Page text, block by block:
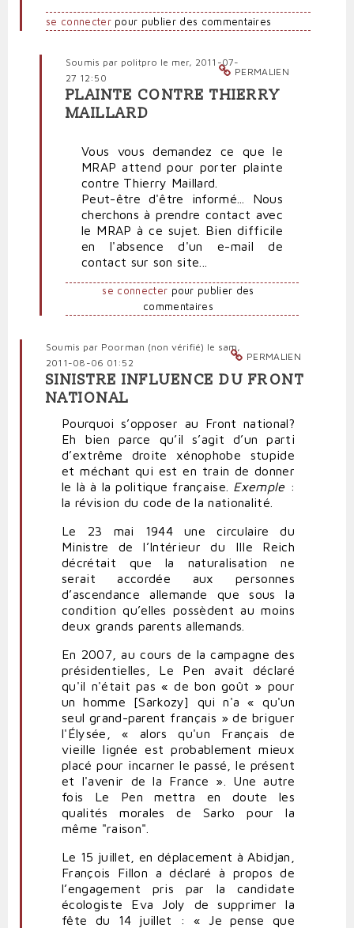
se connecterpour publier des commentaires
PERMALIEN
Soumis par politpro le mer, 2011-07-
27 12:50
En
réponse
catalyseur
haine
PLAINTE CONTRE THIERRY
MAILLARD
Vous vous demandez ce que le
MRAP attend pour porter plainte
contre Thierry Maillard.
Peut-être d'être informé... Nous
cherchons à prendre contact avec
le MRAP à ce sujet. Bien difficile
en l'absence d'un e-mail de
contact sur son site...
se connecter pour publier des
commentaires
PERMALIEN
Soumis par Poorman (non vérifié) le sam,
2011-08-06 01:52
SINISTRE INFLUENCE DU FRONT
NATIONAL
Pourquoi s’opposer au Front national?
Eh bien parce qu’il s’agit d’un parti
d’extrême droite xénophobe stupide
et méchant qui est en train de donner
le là à la politique française. Exemple :
la révision du code de la nationalité.
Le 23 mai 1944 une circulaire du
Ministre de l’Intérieur du IIIe Reich
décrétait que la naturalisation ne
serait accordée aux personnes
d’ascendance allemande que sous la
condition qu’elles possèdent au moins
deux grands parents allemands.
En 2007, au cours de la campagne des
présidentielles, Le Pen avait déclaré
qu'il n'était pas « de bon goût » pour
un homme [Sarkozy] qui n'a « qu'un
seul grand-parent français » de briguer
l'Élysée, « alors qu'un Français de
vieille lignée est probablement mieux
placé pour incarner le passé, le présent
et l'avenir de la France ». Une autre
fois Le Pen mettra en doute les
qualités morales de Sarko pour la
même "raison".
Le 15 juillet, en déplacement à Abidjan,
François Fillon a déclaré à propos de
l’engagement pris par la candidate
écologiste Eva Joly de supprimer la
fête du 14 juillet : « Je pense que